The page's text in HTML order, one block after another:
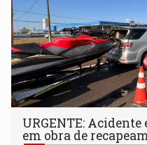
URGENTE:
em obra de